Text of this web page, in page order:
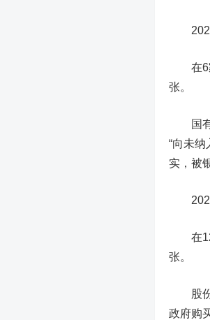
2021
在6家
张。
国有
“向未
实，被
2021
在12
张。
股份
政府购